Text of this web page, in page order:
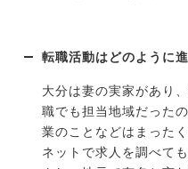
転職活動はどのように
大分は妻の実家があり
職でも担当地域だった
業のことなどはまった
ネットで求人を調べて